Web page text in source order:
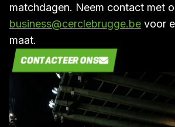
matchdagen. Neem contact met
business@cerclebrugge.be voor
maat.
CONTACTEER ONS